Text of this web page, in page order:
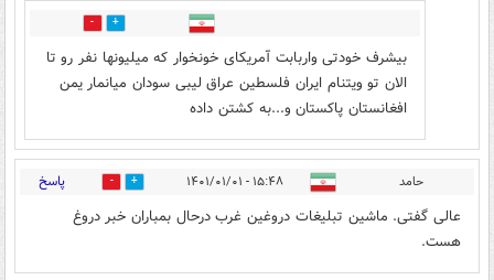
4
بیشرف خودتی واربابت آمریکای خونخوار که میلیونها نفر رو تا
الان تو ویتنام ایران فلسطین عراق لیبی سودان میانمار یمن
افغانستان پاکستان و...به کشتن داده
حامد ۱۵:۴۸ - ۱۴۰۱/۰۱/۰۱ 4 پاسخ
عالی گفتی. ماشین تبلیغات دروغین غرب درحال بمباران خبر دروغ
هست.